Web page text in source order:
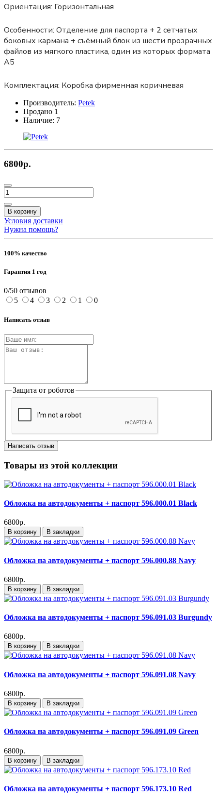
Ориентация: Горизонтальная
Особенности: Отделение для паспорта + 2 сетчатых
боковых кармана + съёмный блок из шести прозрачных
файлов из мягкого пластика, один из которых формата
А5
Комплектация: Коробка фирменная коричневая
Производитель: Petek
Продано 1
Наличие: 7
6800р.
В корзину
Условия доставки
Нужна помощь?
100% качество
Гарантия 1 год
0/50 отзывов
5
4 3 2 1 0
Написать отзыв
Защита от роботов
Написать отзыв
Товары из этой коллекции
Обложка на автодокументы + паспорт 596.000.01 Black
6800р.
В корзину В закладки
Обложка на автодокументы + паспорт 596.000.88 Navy
6800р.
В корзину В закладки
Обложка на автодокументы + паспорт 596.091.03 Burgundy
6800р.
В корзину В закладки
Обложка на автодокументы + паспорт 596.091.08 Navy
6800р.
В корзину В закладки
Обложка на автодокументы + паспорт 596.091.09 Green
6800р.
В корзину В закладки
Обложка на автодокументы + паспорт 596.173.10 Red